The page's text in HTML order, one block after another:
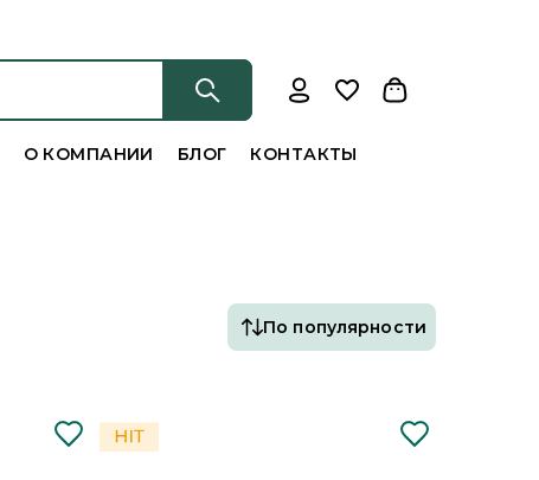
О КОМПАНИИ БЛОГ КОНТАКТЫ
По популярности